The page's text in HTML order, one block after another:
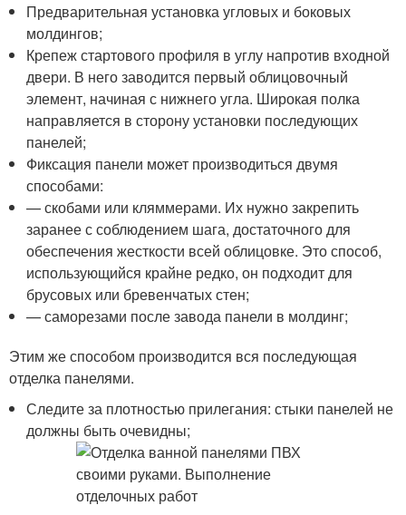
Предварительная установка угловых и боковых
молдингов;
Крепеж стартового профиля в углу напротив входной
двери. В него заводится первый облицовочный
элемент, начиная с нижнего угла. Широкая полка
направляется в сторону установки последующих
панелей;
Фиксация панели может производиться двумя
способами:
— скобами или кляммерами. Их нужно закрепить
заранее с соблюдением шага, достаточного для
обеспечения жесткости всей облицовке. Это способ,
использующийся крайне редко, он подходит для
брусовых или бревенчатых стен;
— саморезами после завода панели в молдинг;
Этим же способом производится вся последующая
отделка панелями.
Следите за плотностью прилегания: стыки панелей не
должны быть очевидны;